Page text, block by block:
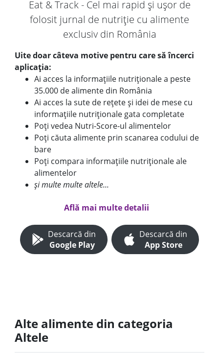
Eat & Track - Cel mai rapid și ușor de
folosit jurnal de nutriție cu alimente
exclusiv din România
Uite doar câteva motive pentru care să încerci
aplicația:
Ai acces la informațiile nutriționale a peste
35.000 de alimente din România
Ai acces la sute de rețete și idei de mese cu
informațiile nutriționale gata completate
Poți vedea Nutri-Score-ul alimentelor
Poți căuta alimente prin scanarea codului de
bare
Poți compara informațiile nutriționale ale
alimentelor
și multe multe altele...
Află mai multe detalii
Descarcă din
Google Play
Descarcă din
App Store
Alte alimente din categoria
Altele